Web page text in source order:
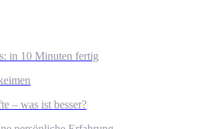
in 10 Minuten fertig
– was ist besser?